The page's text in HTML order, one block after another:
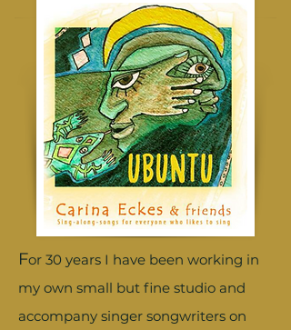
For 30 years I have been working in
my own small but fine studio and
accompany singer songwriters on